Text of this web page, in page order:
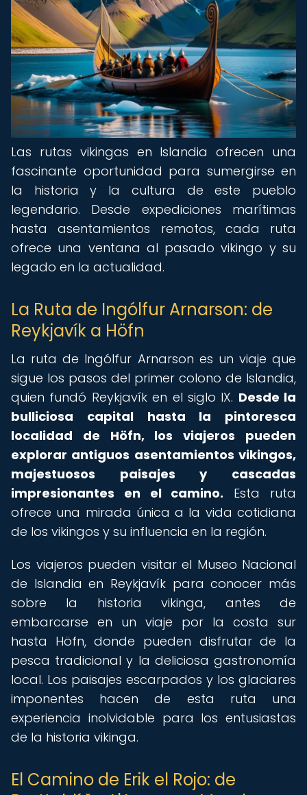
Las rutas vikingas en Islandia ofrecen una
fascinante oportunidad para sumergirse en
la historia y la cultura de este pueblo
legendario. Desde expediciones marítimas
hasta asentamientos remotos, cada ruta
ofrece una ventana al pasado vikingo y su
legado en la actualidad.
La Ruta de Ingólfur Arnarson: de
Reykjavík a Höfn
La ruta de Ingólfur Arnarson es un viaje que
sigue los pasos del primer colono de Islandia,
quien fundó Reykjavík en el siglo IX. Desde la
bulliciosa capital hasta la pintoresca
localidad de Höfn, los viajeros pueden
explorar antiguos asentamientos vikingos,
majestuosos paisajes y cascadas
impresionantes en el camino. Esta ruta
ofrece una mirada única a la vida cotidiana
de los vikingos y su influencia en la región.
Los viajeros pueden visitar el Museo Nacional
de Islandia en Reykjavík para conocer más
sobre la historia vikinga, antes de
embarcarse en un viaje por la costa sur
hasta Höfn, donde pueden disfrutar de la
pesca tradicional y la deliciosa gastronomía
local. Los paisajes escarpados y los glaciares
imponentes hacen de esta ruta una
experiencia inolvidable para los entusiastas
de la historia vikinga.
El Camino de Erik el Rojo: de